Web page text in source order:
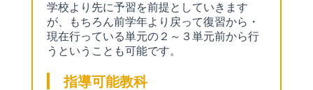
学校より先に予習を前提としていきます
が、もちろん前学年より戻って復習から・
現在行っている単元の２～３単元前から行
うということも可能です。
指導可能教科